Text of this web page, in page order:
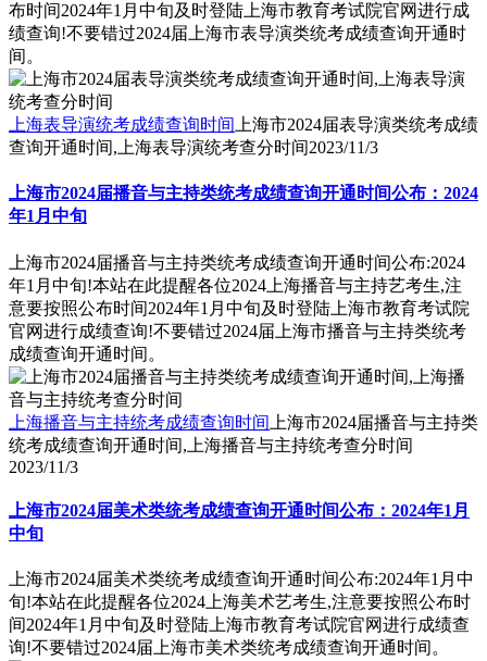
布时间2024年1月中旬及时登陆上海市教育考试院官网进行成
绩查询!不要错过2024届上海市表导演类统考成绩查询开通时
间。
上海表导演统考成绩查询时间 上海市2024届表导演类统考成绩
查询开通时间,上海表导演统考查分时间2023/11/3
上海市2024届播音与主持类统考成绩查询开通时间公布：2024
年1月中旬
上海市2024届播音与主持类统考成绩查询开通时间公布:2024
年1月中旬!本站在此提醒各位2024上海播音与主持艺考生,注
意要按照公布时间2024年1月中旬及时登陆上海市教育考试院
官网进行成绩查询!不要错过2024届上海市播音与主持类统考
成绩查询开通时间。
上海播音与主持统考成绩查询时间 上海市2024届播音与主持类
统考成绩查询开通时间,上海播音与主持统考查分时间
2023/11/3
上海市2024届美术类统考成绩查询开通时间公布：2024年1月
中旬
上海市2024届美术类统考成绩查询开通时间公布:2024年1月中
旬!本站在此提醒各位2024上海美术艺考生,注意要按照公布时
间2024年1月中旬及时登陆上海市教育考试院官网进行成绩查
询!不要错过2024届上海市美术类统考成绩查询开通时间。